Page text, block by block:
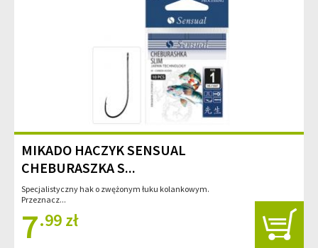
MIKADO HACZYK SENSUAL
CHEBURASZKA S...
Specjalistyczny hak o zwężonym łuku kolankowym.
Przeznacz...
7.99 zł